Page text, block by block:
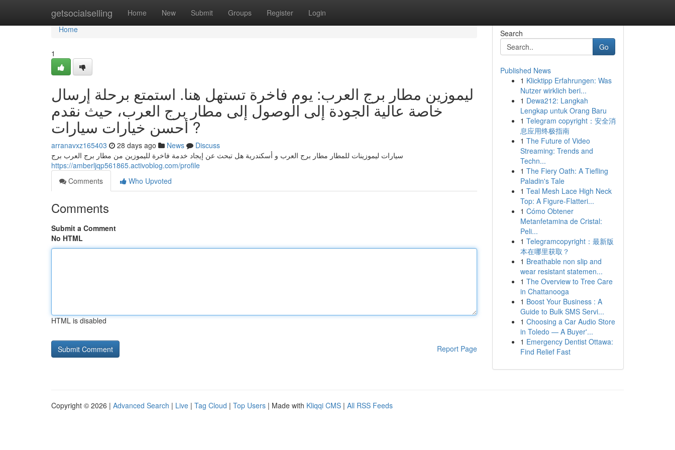
getsocialselling Home New Submit Groups Register Login
Home
Home
1
ليموزين مطار برج العرب: يوم فاخرة تستهل هنا. استمتع برحلة إرسال
خاصة عالية الجودة إلى الوصول إلى مطار برج العرب، حيث نقدم
أحسن خيارات سيارات ?
arranavxz165403 28 days ago News
Discuss
سيارات ليموزينات للمطار مطار برج العرب و أسكندرية هل تبحث عن إيجاد خدمة فاخرة لليموزين من مطار برج العرب برج
https://amberljqp561865.activoblog.com/profile
Comments
Who Upvoted
Comments
Submit a Comment
No HTML
HTML is disabled
Report Page
Search
Go
Published News
1 Klicktipp Erfahrungen: Was
Nutzer wirklich beri...
1 Dewa212: Langkah
Lengkap untuk Orang Baru
1 Telegram copyright：安全消
息应用终极指南
1 The Future of Video
Streaming: Trends and
Techn...
1 The Fiery Oath: A Tiefling
Paladin's Tale
1 Teal Mesh Lace High Neck
Top: A Figure-Flatteri...
1 Cómo Obtener
Metanfetamina de Cristal:
Peli...
1 Telegramcopyright：最新版
本在哪里获取？
1 Breathable non slip and
wear resistant statemen...
1 The Overview to Tree Care
in Chattanooga
1 Boost Your Business : A
Guide to Bulk SMS Servi...
1 Choosing a Car Audio Store
in Toledo — A Buyer'...
1 Emergency Dentist Ottawa:
Find Relief Fast
Copyright © 2026 | Advanced Search | Live | Tag Cloud | Top Users | Made with Kliqqi CMS | All RSS Feeds